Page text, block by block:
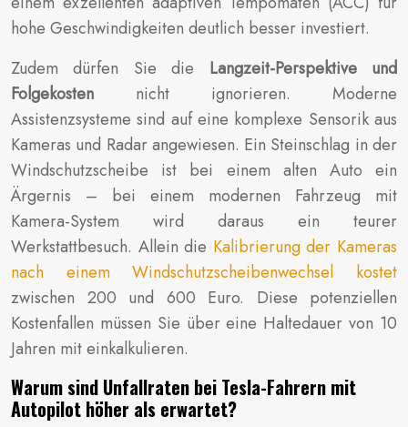
hohe Geschwindigkeiten deutlich besser investiert.
Zudem dürfen Sie die Langzeit-Perspektive und
Folgekosten nicht ignorieren. Moderne
Assistenzsysteme sind auf eine komplexe Sensorik aus
Kameras und Radar angewiesen. Ein Steinschlag in der
Windschutzscheibe ist bei einem alten Auto ein
Ärgernis – bei einem modernen Fahrzeug mit
Kamera-System wird daraus ein teurer
Werkstattbesuch. Allein die Kalibrierung der Kameras
nach einem Windschutzscheibenwechsel kostet
zwischen 200 und 600 Euro. Diese potenziellen
Kostenfallen müssen Sie über eine Haltedauer von 10
Jahren mit einkalkulieren.
Warum sind Unfallraten bei Tesla-Fahrern mit
Autopilot höher als erwartet?